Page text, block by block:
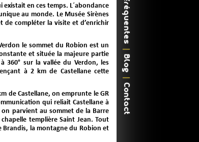
en ces temps. L´abondance
au monde. Le Musée Sirènes
de compléter la visite et d’enrichir
le sommet du Robion est un
et située la majeure partie
360° sur la vallée du Verdon, les
à 2 km de Castellane cette
de Castellane, on emprunte le GR
qui reliait Castellane à
parvient au sommet de la Barre
templière Saint Jean. Tout
Brandis, la montagne du Robion et
Blog
Contact